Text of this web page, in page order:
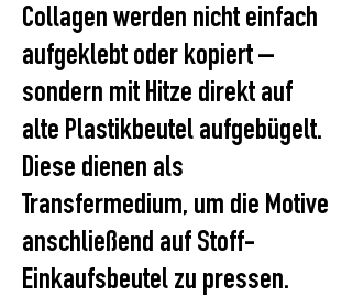
Collagen werden nicht einfach
aufgeklebt oder kopiert –
sondern mit Hitze direkt auf
alte Plastikbeutel aufgebügelt.
Diese dienen als
Transfermedium, um die Motive
anschließend auf Stoff-
Einkaufsbeutel zu pressen.